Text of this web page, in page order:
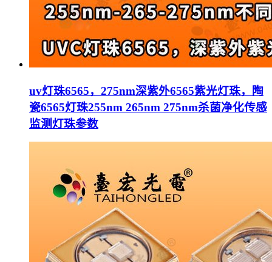
uv灯珠6565，275nm深紫外6565紫光灯珠，陶
瓷6565灯珠255nm 265nm 275nm杀菌净化传感
监测灯珠参数